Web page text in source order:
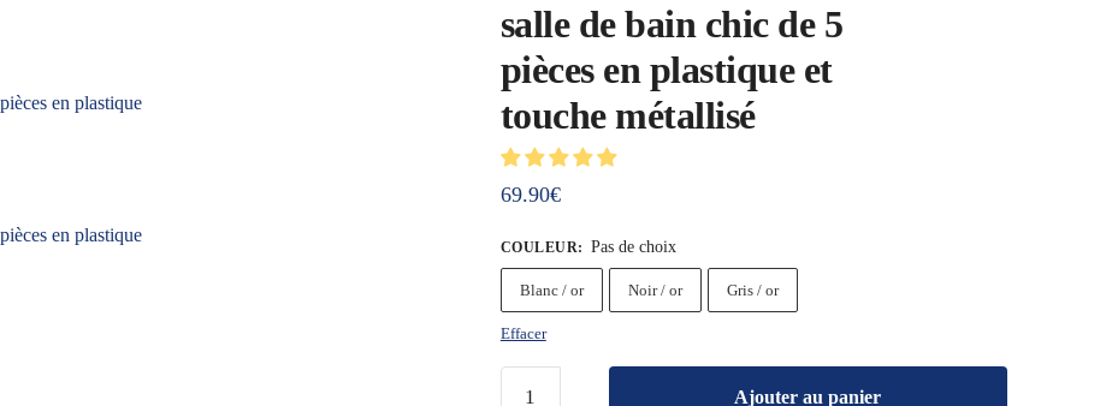
salle de bain chic de 5
pièces en plastique et
touche métallisé
69.90€
COULEUR: Pas de choix
Blanc / or Noir / or Gris / or
Effacer
Ajouter au panier